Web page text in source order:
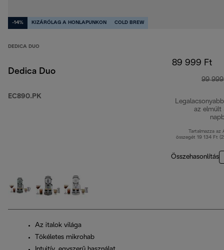
-14% KIZÁRÓLAG A HONLAPUNKON COLD BREW
DEDICA DUO
Dedica Duo
EC890.PK
89 999 Ft
99
az elmúlt
Tartalmazza az
összegét 19 134 Ft
Összehasonlítás
Az italok világa
Tökéletes mikrohab